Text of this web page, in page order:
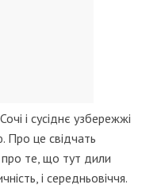
і сусіднє узбережжі
Про це свідчать
про те, що тут дили
і середньовіччя.